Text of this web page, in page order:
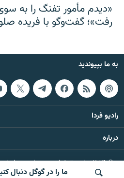
ما را در گوگل دنبال
«دیدم مأمور تفنگ را به
رفت»؛ گفت‌و‌گو با فریده
به ما بپیوندید
رادیو فردا
درباره
© ۲۰۲۶ تمام حقوق این وب‌سایت، بر
محفوظ است.